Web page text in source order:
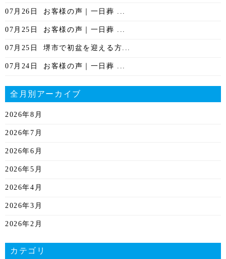
07月26日 お客様の声｜一日葬 ...
07月25日 お客様の声｜一日葬 ...
07月25日 堺市で初盆を迎える方...
07月24日 お客様の声｜一日葬 ...
全月別アーカイブ
2026年8月
2026年7月
2026年6月
2026年5月
2026年4月
2026年3月
2026年2月
2026年1月
カテゴリ